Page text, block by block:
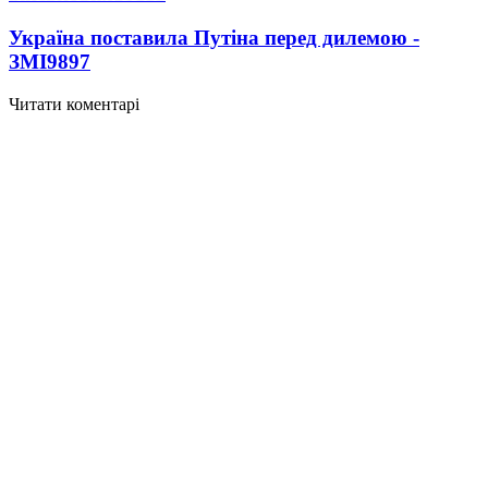
Україна поставила Путіна перед дилемою -
ЗМІ9897
Читати коментарі